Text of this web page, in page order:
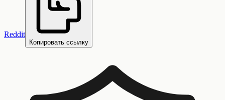
Reddit
Копировать ссылку